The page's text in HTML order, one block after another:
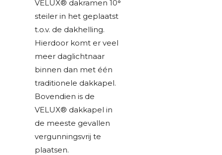
VELUX® dakramen 10°
steiler in het geplaatst
t.o.v. de dakhelling.
Hierdoor komt er veel
meer daglichtnaar
binnen dan met één
traditionele dakkapel.
Bovendien is de
VELUX® dakkapel in
de meeste gevallen
vergunningsvrij te
plaatsen.